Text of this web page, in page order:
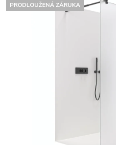
PRODLOUŽENÁ ZÁRUKA